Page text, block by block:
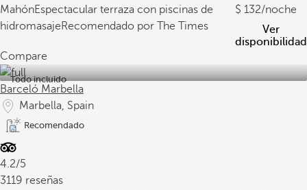
MahónEspectacular terraza con piscinas de
hidromasajeRecomendado por The Times
132/noche
Ver
disponibilidad
Compare
Todo incluido
Barceló Marbella
Marbella, Spain
Recomendado
4.2/5
3119 reseñas